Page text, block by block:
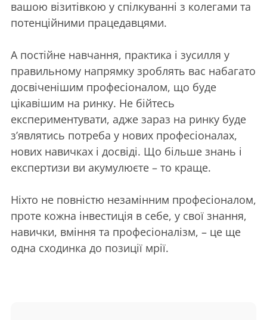
вашою візитівкою у спілкуванні з колегами та
потенційними працедавцями.
А постійне навчання, практика і зусилля у
правильному напрямку зроблять вас набагато
досвіченішим професіоналом, що буде
цікавішим на ринку. Не бійтесь
експериментувати, адже зараз на ринку буде
з’являтись потреба у нових професіоналах,
нових навичках і досвіді. Що більше знань і
експертизи ви акумулюєте – то краще.
Ніхто не повністю незамінним професіоналом,
проте кожна інвестиція в себе, у свої знання,
навички, вміння та професіоналізм, – це ще
одна сходинка до позиції мрії.